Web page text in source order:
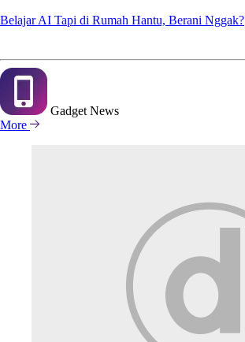
Belajar AI Tapi di Rumah Hantu, Berani Nggak?
Gadget News
More